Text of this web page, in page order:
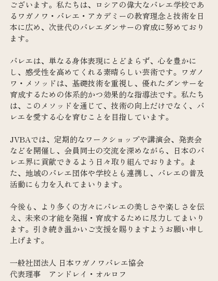
ございます。私たちは、ロシアの偉大なバレエ学校であ
るワガノワ・バレエ・アカデミーの教育理念と技術を日
本に広め、次世代のバレエダンサーの育成に努めており
ます。
バレエは、単なる身体表現にとどまらず、心を豊かに
し、感受性を高めてくれる素晴らしい芸術です。ワガノ
ワ・メソッドは、基礎技術を重視し、優れたダンサーを
育成するための体系的かつ効果的な指導法です。私たち
は、このメソッドを通じて、技術の向上だけでなく、バ
レエを愛する心を育むことを目指しています。
JVBAでは、定期的なワークショップや講演会、発表会
などを開催し、会員同士の交流を深めながら、日本のバ
レエ界に貢献できるよう日々取り組んでおります。ま
た、地域のバレエ団体や学校とも連携し、バレエの普及
活動にも力を入れてまいります。
今後も、より多くの方々にバレエの美しさや楽しさを伝
え、未来の才能を発掘・育成するために尽力してまいり
ます。引き続き温かいご支援を賜りますようお願い申し
上げます。
一般社団法人 日本ワガノワバレエ協会
代表理事 アンドレイ・オルロフ